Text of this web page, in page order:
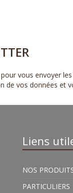
vous envoyer
de vos données et
Liens
NOS
PARTICULIERS